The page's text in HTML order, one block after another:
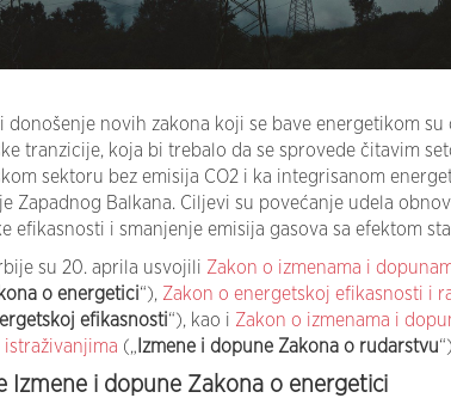
donošenje novih zakona koji se bave energetikom su
tranzicije, koja bi trebalo da se sprovede čitavim
sektoru bez emisija CO2 i ka integrisanom
Zapadnog Balkana. Ciljevi su povećanje udela
efikasnosti i smanjenje emisija gasova sa efektom
su 20. aprila usvojili Zakon o izmenama i
o energetici“), Zakon o energetskoj efikasnosti i
efikasnosti“), kao i Zakon o izmenama i
(„ Izmene i dopune Zakona o rudarstvu
Izmene i dopune Zakona o energetici